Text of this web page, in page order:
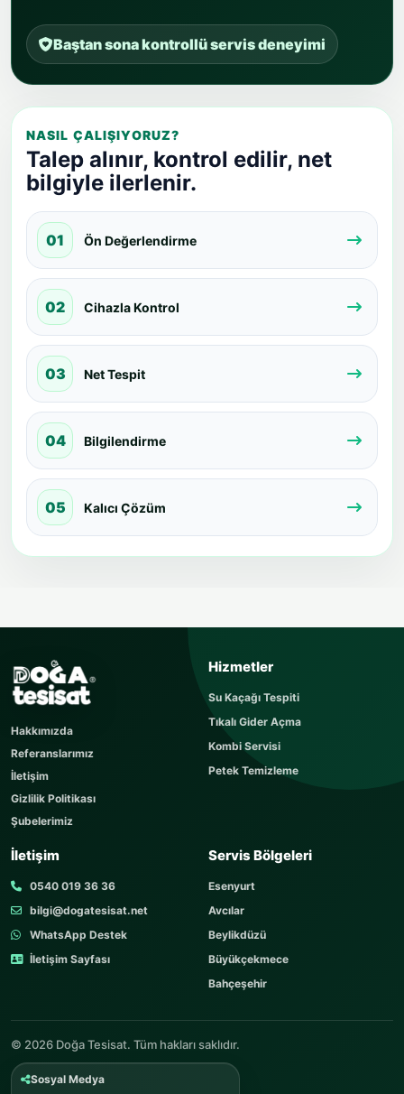
Baştan sona kontrollü servis deneyimi
NASIL ÇALIŞIYORUZ?
Talep alınır, kontrol edilir, net
bilgiyle ilerlenir.
01 Ön Değerlendirme
02 Cihazla Kontrol
03 Net Tespit
04 Bilgilendirme
05 Kalıcı Çözüm
Sorunuzu kısaca yazın
Sorunuz hemen yayınlanır, cevabı yaklaşık 60
dakika içerisinde cevaplanır. Sorular sayfamızı
KONU
Hakkımızda
Referanslarımız
İletişim
Gizlilik Politikası
Şubelerimiz
Hizmetler
Su Kaçağı Tespiti
Tıkalı Gider Açma
Kombi Servisi
Petek Temizleme
İletişim
0540 019 36 36
bilgi@dogatesisat.net
WhatsApp Destek
İletişim Sayfası
Servis Bölgeleri
Esenyurt
Avcılar
Beylikdüzü
Büyükçekmece
Bahçeşehir
© 2026 Doğa Tesisat. Tüm hakları saklıdır.
Sosyal Medya